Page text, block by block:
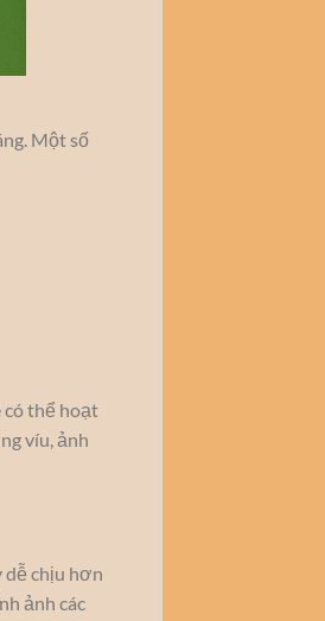
Một số
có thể hoạt
víu, ảnh
dễ chịu hơn
ảnh các